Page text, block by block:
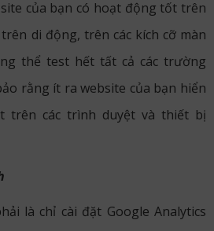
của bạn có hoạt động tốt trên
di động, trên các kích cỡ màn
thể test hết tất cả các trường
rằng ít ra website của bạn hiển
trên các trình duyệt và thiết bị
là chỉ cài đặt Google Analytics